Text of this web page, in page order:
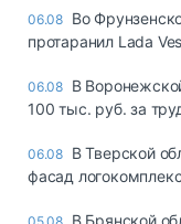
06.08 Во
протаранил Lada
06.08 В
100 тыс. руб. за
06.08 В Тверской
фасад
В Брянской